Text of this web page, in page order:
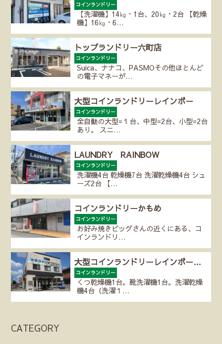
コインランドリー
【洗濯機】14㎏・1台、20㎏・2台 【乾燥
機】16㎏・6…
トップランドリー六町店
コインランドリー
Suica、ナナコ、PASMOその他ほとんど
の電子マネーが…
大型コインランドリーレインボー
コインランドリー
全自動の大型=１台、中型=2台、小型=2台
あり。 スニ…
LAUNDRY RAINBOW
コインランドリー
洗濯機4台 乾燥機7台 洗濯乾燥機4台 シュ
ーズ2台 【…
コインランドリーかもめ
コインランドリー
お好み焼きビッグさんの近くにある、コ
インランドリ…
大型コインランドリーレインボー…
コインランドリー
くつ乾燥機1台。靴洗濯機1台。洗濯乾燥
機4台（洗濯１…
CATEGORY